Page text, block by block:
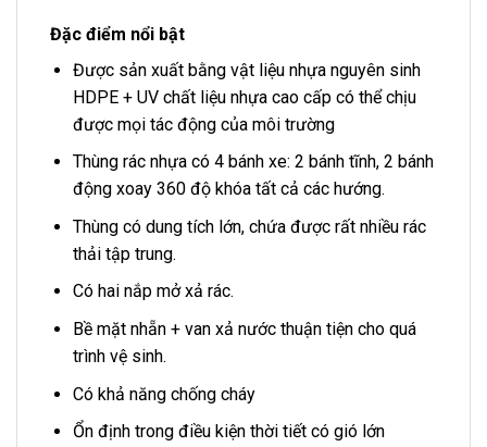
Đặc điểm nổi bật
Được sản xuất bằng vật liệu nhựa nguyên sinh
HDPE + UV chất liệu nhựa cao cấp có thể chịu
được mọi tác động của môi trường
Thùng rác nhựa có 4 bánh xe: 2 bánh tĩnh, 2 bánh
động xoay 360 độ khóa tất cả các hướng.
Thùng có dung tích lớn, chứa được rất nhiều rác
thải tập trung.
Có hai nắp mở xả rác.
Bề mặt nhẵn + van xả nước thuận tiện cho quá
trình vệ sinh.
Có khả năng chống cháy
Ổn định trong điều kiện thời tiết có gió lớn